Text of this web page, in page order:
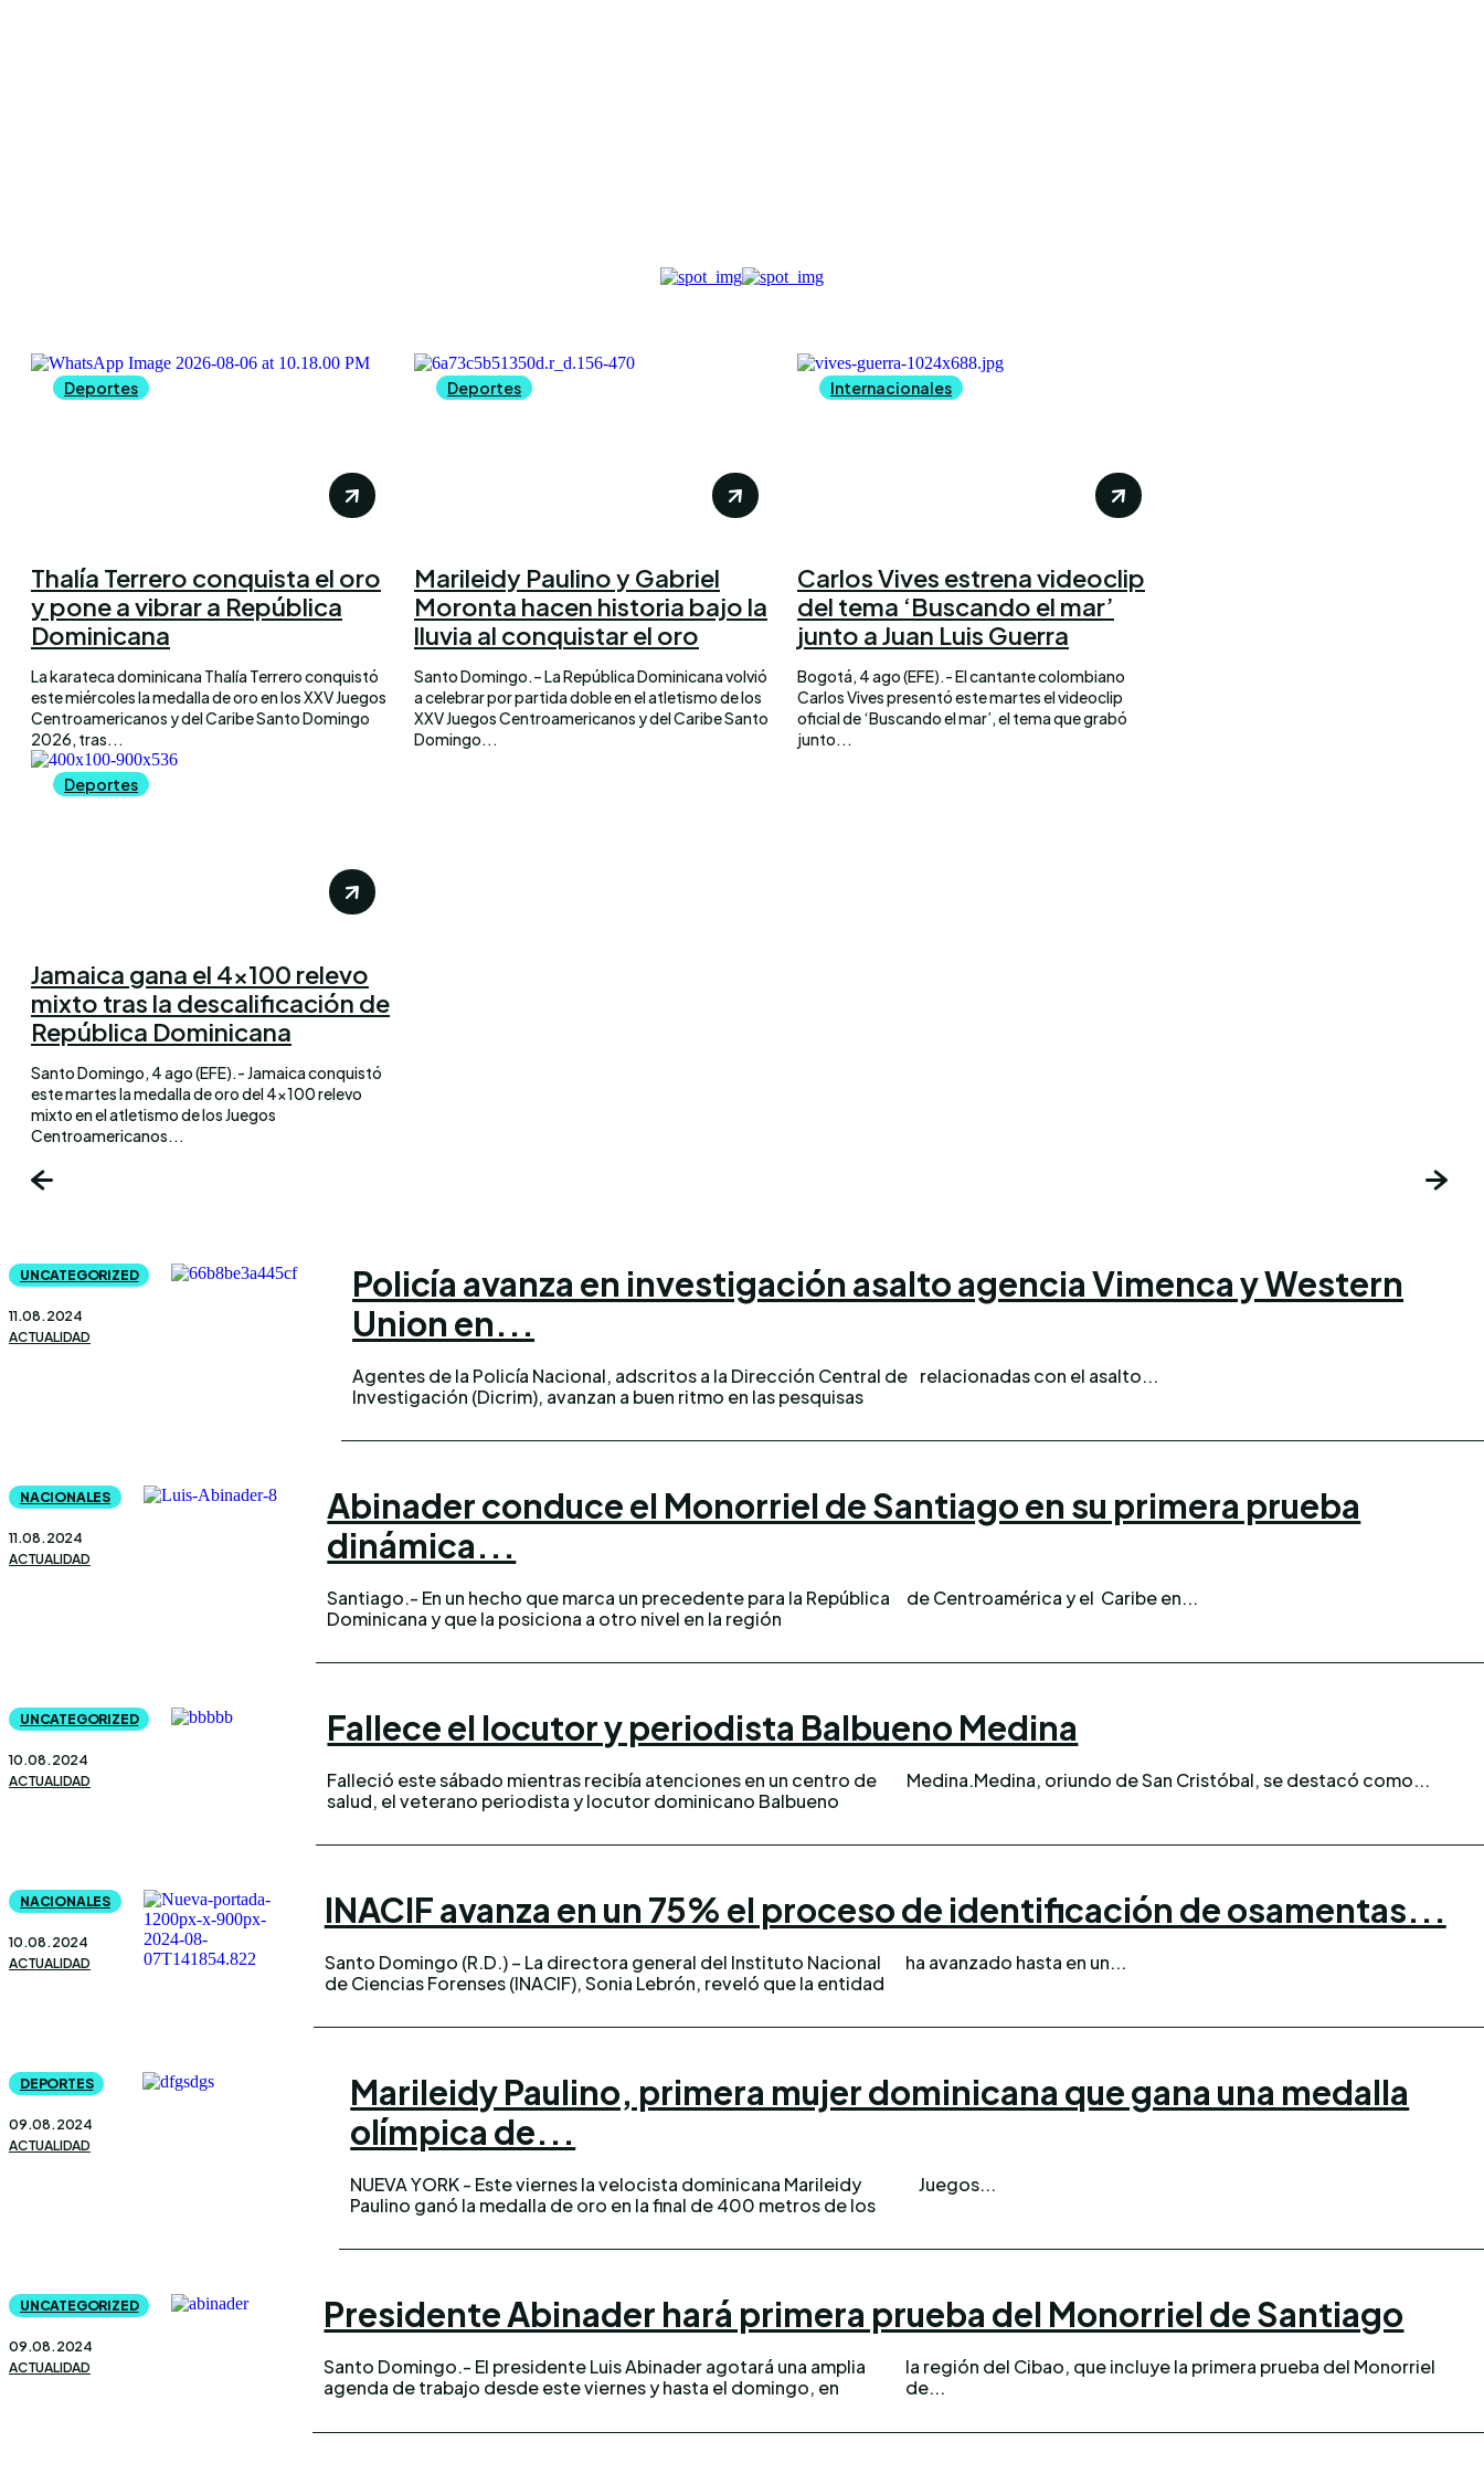
Deportes
Thalía Terrero conquista el oro
y pone a vibrar a República
Dominicana
La karateca dominicana Thalía Terrero conquistó
este miércoles la medalla de oro en los XXV Juegos
Centroamericanos y del Caribe Santo Domingo
2026, tras...
Deportes
Marileidy Paulino y Gabriel
Moronta hacen historia bajo la
lluvia al conquistar el oro
Santo Domingo.– La República Dominicana volvió
a celebrar por partida doble en el atletismo de los
XXV Juegos Centroamericanos y del Caribe Santo
Domingo...
Internacionales
Carlos Vives estrena videoclip
del tema ‘Buscando el mar’
junto a Juan Luis Guerra
Bogotá, 4 ago (EFE).- El cantante colombiano
Carlos Vives presentó este martes el videoclip
oficial de ‘Buscando el mar’, el tema que grabó
junto...
Deportes
Jamaica gana el 4×100 relevo
mixto tras la descalificación de
República Dominicana
Santo Domingo, 4 ago (EFE).- Jamaica conquistó
este martes la medalla de oro del 4×100 relevo
mixto en el atletismo de los Juegos
Centroamericanos...
UNCATEGORIZED
11.08.2024
ACTUALIDAD
Policía avanza en investigación asalto agencia Vimenca y Western
Union en...
Agentes de la Policía Nacional, adscritos a la Dirección Central de
Investigación (Dicrim), avanzan a buen ritmo en las pesquisas
relacionadas con el asalto...
NACIONALES
11.08.2024
ACTUALIDAD
Abinader conduce el Monorriel de Santiago en su primera prueba
dinámica...
Santiago.- En un hecho que marca un precedente para la República
Dominicana y que la posiciona a otro nivel en la región
de Centroamérica y el Caribe en...
UNCATEGORIZED
10.08.2024
ACTUALIDAD
Fallece el locutor y periodista Balbueno Medina
Falleció este sábado mientras recibía atenciones en un centro de
salud, el veterano periodista y locutor dominicano Balbueno
Medina.Medina, oriundo de San Cristóbal, se destacó como...
NACIONALES
10.08.2024
ACTUALIDAD
INACIF avanza en un 75% el proceso de identificación de osamentas...
Santo Domingo (R.D.) – La directora general del Instituto Nacional
de Ciencias Forenses (INACIF), Sonia Lebrón, reveló que la entidad
ha avanzado hasta en un...
DEPORTES
09.08.2024
ACTUALIDAD
Marileidy Paulino, primera mujer dominicana que gana una medalla
olímpica de...
NUEVA YORK - Este viernes la velocista dominicana Marileidy
Paulino ganó la medalla de oro en la final de 400 metros de los
Juegos...
UNCATEGORIZED
09.08.2024
ACTUALIDAD
Presidente Abinader hará primera prueba del Monorriel de Santiago
Santo Domingo.- El presidente Luis Abinader agotará una amplia
agenda de trabajo desde este viernes y hasta el domingo, en
la región del Cibao, que incluye la primera prueba del Monorriel
de...